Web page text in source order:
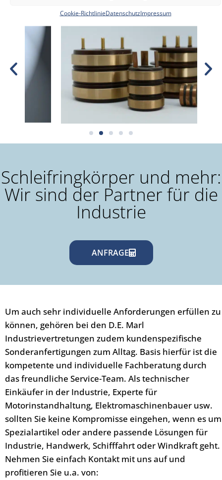
Cookie-RichtlinieDatenschutzImpressum
Schleifringkörper und mehr:
Wir sind der Partner für die
Industrie
ANFRAGE
Um auch sehr individuelle Anforderungen erfüllen zu
können, gehören bei den D.E. Marl
Industrievertretungen zudem kundenspezifische
Sonderanfertigungen zum Alltag. Basis hierfür ist die
kompetente und individuelle Fachberatung durch
das freundliche Service-Team. Als technischer
Einkäufer in der Industrie, Experte für
Motorinstandhaltung, Elektromaschinenbauer usw.
sollten Sie keine Kompromisse eingehen, wenn es um
Spezialartikel oder andere passende Lösungen für
Industrie, Handwerk, Schifffahrt oder Windkraft geht.
Nehmen Sie einfach Kontakt mit uns auf und
profitieren Sie u.a. von: